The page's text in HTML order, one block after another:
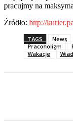
pracujmy na
Źródło: http://
TAGS News
Pracoholizm
Wakacje